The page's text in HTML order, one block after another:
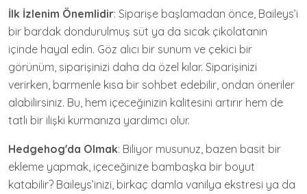
İlk İzlenim Önemlidir: Siparişe başlamadan önce, Baileys’i
bir bardak dondurulmuş süt ya da sıcak çikolatanın
içinde hayal edin. Göz alıcı bir sunum ve çekici bir
görünüm, siparişinizi daha da özel kılar. Siparişinizi
verirken, barmenle kısa bir sohbet edebilir, ondan öneriler
alabilirsiniz. Bu, hem içeceğinizin kalitesini artırır hem de
tatlı bir ilişki kurmanıza yardımcı olur.
Hedgehog'da Olmak: Biliyor musunuz, bazen basit bir
ekleme yapmak, içeceğinize bambaşka bir boyut
katabilir? Baileys’inizi, birkaç damla vanilya ekstresi ya da